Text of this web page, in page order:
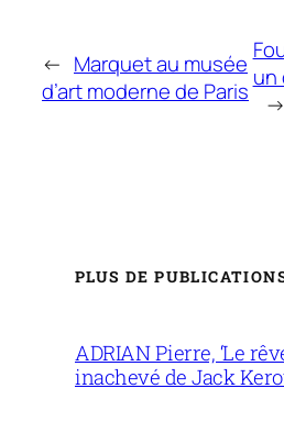
← Marquet au musée
d’art moderne de Paris un
→
PLUS DE
ADRIAN Pierre, ‘Le
inachevé de Jack